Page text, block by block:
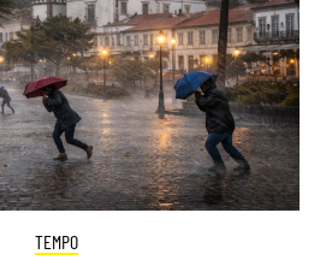
TEMPO